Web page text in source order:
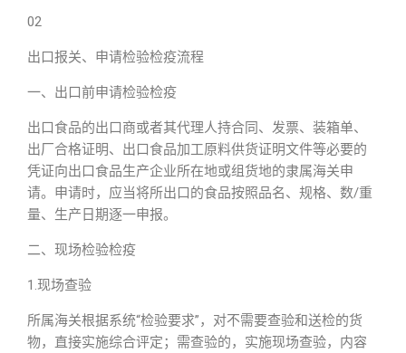
02
出口报关、申请检验检疫流程
一、出口前申请检验检疫
出口食品的出口商或者其代理人持合同、发票、装箱单、
出厂合格证明、出口食品加工原料供货证明文件等必要的
凭证向出口食品生产企业所在地或组货地的隶属海关申
请。申请时，应当将所出口的食品按照品名、规格、数/重
量、生产日期逐一申报。
二、现场检验检疫
1.现场查验
所属海关根据系统“检验要求”，对不需要查验和送检的货
物，直接实施综合评定；需查验的，实施现场查验，内容